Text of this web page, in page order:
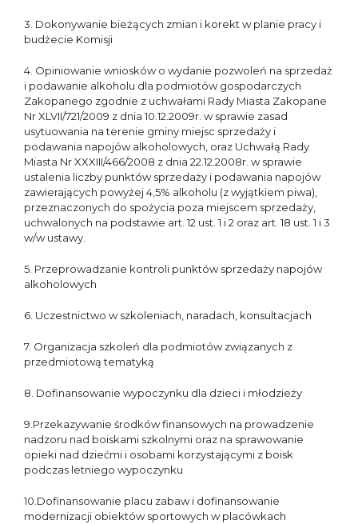
3. Dokonywanie bieżących zmian i korekt w planie pracy i
budżecie Komisji
4. Opiniowanie wniosków o wydanie pozwoleń na sprzedaż
i podawanie alkoholu dla podmiotów gospodarczych
Zakopanego zgodnie z uchwałami Rady Miasta Zakopane
Nr XLVII/721/2009 z dnia 10.12.2009r. w sprawie zasad
usytuowania na terenie gminy miejsc sprzedaży i
podawania napojów alkoholowych, oraz Uchwałą Rady
Miasta Nr XXXIII/466/2008 z dnia 22.12.2008r. w sprawie
ustalenia liczby punktów sprzedaży i podawania napojów
zawierających powyżej 4,5% alkoholu (z wyjątkiem piwa),
przeznaczonych do spożycia poza miejscem sprzedaży,
uchwalonych na podstawie art. 12 ust. 1 i 2 oraz art. 18 ust. 1 i 3
w/w ustawy.
5. Przeprowadzanie kontroli punktów sprzedaży napojów
alkoholowych
6. Uczestnictwo w szkoleniach, naradach, konsultacjach
7. Organizacja szkoleń dla podmiotów związanych z
przedmiotową tematyką
8. Dofinansowanie wypoczynku dla dzieci i młodzieży
9.Przekazywanie środków finansowych na prowadzenie
nadzoru nad boiskami szkolnymi oraz na sprawowanie
opieki nad dziećmi i osobami korzystającymi z boisk
podczas letniego wypoczynku
10.Dofinansowanie placu zabaw i dofinansowanie
modernizacji obiektów sportowych w placówkach